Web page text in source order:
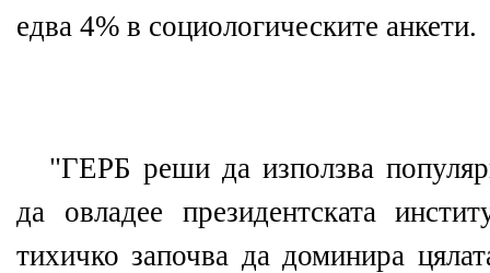
едва 4% в социологическите анкети.
"ГЕРБ реши да използва
да овладее президентската
тихичко започва да доминира